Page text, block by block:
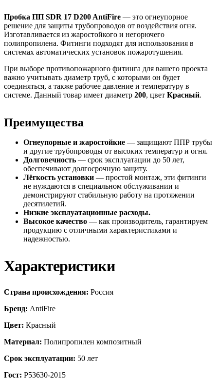
Пробка ПП SDR 17 D200 AntiFire — это огнеупорное
решение для защиты трубопроводов от воздействия огня.
Изготавливается из жаростойкого и негорючего
полипропилена. Фитинги подходят для использования в
системах автоматических установок пожаротушения.
При выборе противопожарного фитинга для вашего проекта
важно учитывать диаметр труб, с которыми он будет
соединяться, а также рабочее давление и температуру в
системе. Данный товар имеет диаметр 200, цвет Красный.
Преимущества
Огнеупорные и жаростойкие — защищают ППР трубы
и другие трубопроводы от высоких температур и огня.
Долговечность — срок эксплуатации до 50 лет,
обеспечивают долгосрочную защиту.
Лёгкость установки — простой монтаж, эти фитинги
не нуждаются в специальном обслуживании и
демонстрируют стабильную работу на протяжении
десятилетий.
Низкие эксплуатационные расходы.
Высокое качество — как производитель, гарантируем
продукцию с отличными характеристиками и
надежностью.
Характеристики
Страна происхождения: Россия
Бренд: AntiFire
Цвет: Красный
Материал: Полипропилен композитный
Срок эксплуатации: 50 лет
Гост: Р53630-2015